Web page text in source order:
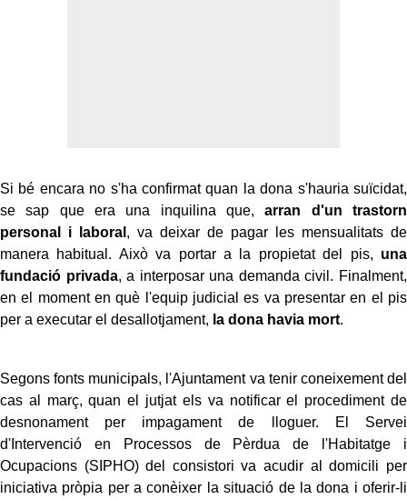
Si bé encara no s'ha confirmat quan la dona s'hauria suïcidat,
se sap que era una inquilina que,arran d'un trastorn
personal i laboral , va deixar de pagar les mensualitats de
manera habitual. Això va portar a la propietat del pis, una
fundació privada, a interposar una demanda civil. Finalment,
en el moment en què l'equip judicial es va presentar en el pis
per a executar el desallotjament, la dona havia mort.
Segons fonts municipals, l'Ajuntament va tenir coneixement del
cas al març, quan el jutjat els va notificar el procediment de
desnonament per impagament de lloguer. El Servei
d'Intervenció en Processos de Pèrdua de l'Habitatge i
Ocupacions (SIPHO) del consistori va acudir al domicili per
iniciativa pròpia per a conèixer la situació de la dona i oferir-li